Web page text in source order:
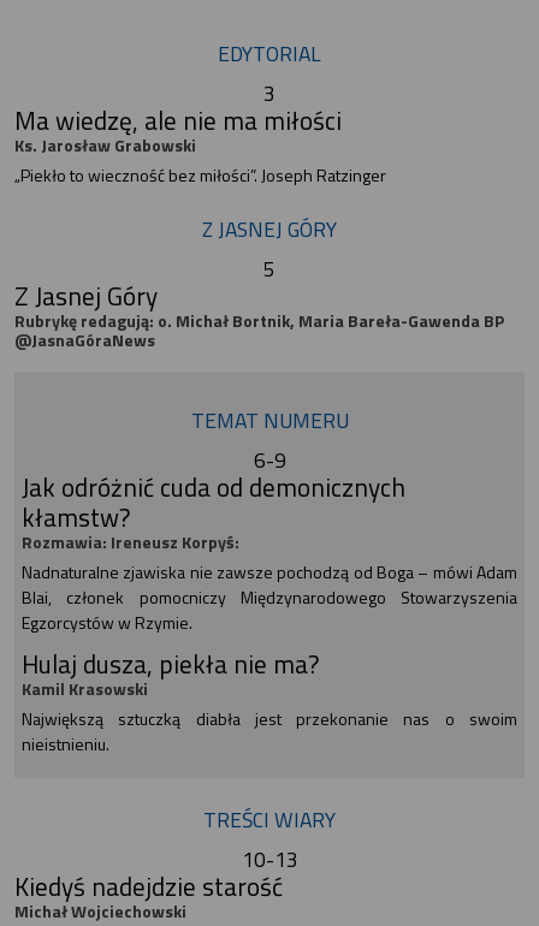
EDYTORIAL
3
Ma wiedzę, ale nie ma miłości
Ks. Jarosław Grabowski
„Piekło to wieczność bez miłości”. Joseph Ratzinger
Z JASNEJ GÓRY
5
Z Jasnej Góry
Rubrykę redagują: o. Michał Bortnik, Maria Bareła-Gawenda BP
@JasnaGóraNews
TEMAT NUMERU
6-9
Jak odróżnić cuda od demonicznych
kłamstw?
Rozmawia: Ireneusz Korpyś:
Nadnaturalne zjawiska nie zawsze pochodzą od Boga – mówi Adam
Blai, członek pomocniczy Międzynarodowego Stowarzyszenia
Egzorcystów w Rzymie.
Hulaj dusza, piekła nie ma?
Kamil Krasowski
Największą sztuczką diabła jest przekonanie nas o swoim
nieistnieniu.
TREŚCI WIARY
10-13
Kiedyś nadejdzie starość
Michał Wojciechowski